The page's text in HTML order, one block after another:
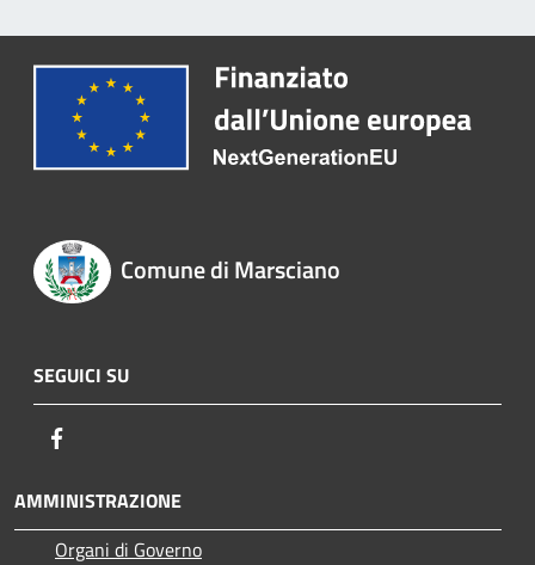
Comune di Marsciano
SEGUICI SU
AMMINISTRAZIONE
Organi di Governo